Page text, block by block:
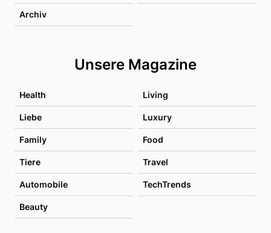
Archiv
Unsere Magazine
Health Living
Liebe Luxury
Family Food
Tiere Travel
Automobile TechTrends
Beauty